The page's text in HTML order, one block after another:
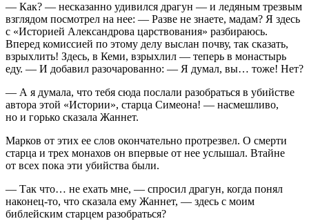
— Как? — несказанно удивился драгун — и ледяным трезвым
взглядом посмотрел на нее: — Разве не знаете, мадам? Я здесь
с «Историей Александрова царствования» разбираюсь.
Вперед комиссией по этому делу выслан почву, так сказать,
взрыхлить! Здесь, в Кеми, взрыхлил — теперь в монастырь
еду. — И добавил разочарованно: — Я думал, вы… тоже! Нет?
— А я думала, что тебя сюда послали разобраться в убийстве
автора этой «Истории», старца Симеона! — насмешливо,
но и горько сказала Жаннет.
Марков от этих ее слов окончательно протрезвел. О смерти
старца и трех монахов он впервые от нее услышал. Втайне
от всех пока эти убийства были.
— Так что… не ехать мне, — спросил драгун, когда понял
наконец-то, что сказала ему Жаннет, — здесь с моим
библейским старцем разобраться?